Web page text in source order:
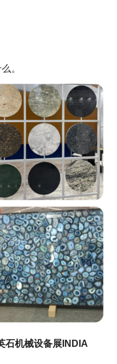
。
石机械设备展INDIA